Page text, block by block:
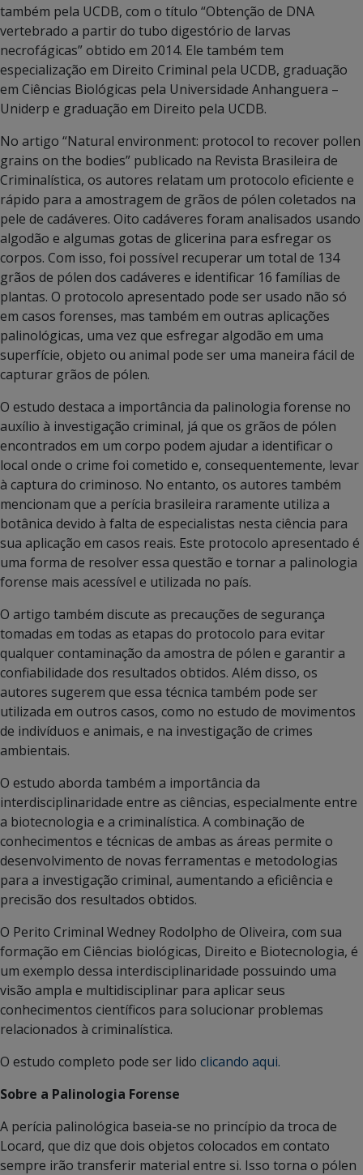
também pela UCDB, com o título “Obtenção de DNA
vertebrado a partir do tubo digestório de larvas
necrofágicas” obtido em 2014. Ele também tem
especialização em Direito Criminal pela UCDB, graduação
em Ciências Biológicas pela Universidade Anhanguera –
Uniderp e graduação em Direito pela UCDB.
No artigo “Natural environment: protocol to recover pollen
grains on the bodies” publicado na Revista Brasileira de
Criminalística, os autores relatam um protocolo eficiente e
rápido para a amostragem de grãos de pólen coletados na
pele de cadáveres. Oito cadáveres foram analisados usando
algodão e algumas gotas de glicerina para esfregar os
corpos. Com isso, foi possível recuperar um total de 134
grãos de pólen dos cadáveres e identificar 16 famílias de
plantas. O protocolo apresentado pode ser usado não só
em casos forenses, mas também em outras aplicações
palinológicas, uma vez que esfregar algodão em uma
superfície, objeto ou animal pode ser uma maneira fácil de
capturar grãos de pólen.
O estudo destaca a importância da palinologia forense no
auxílio à investigação criminal, já que os grãos de pólen
encontrados em um corpo podem ajudar a identificar o
local onde o crime foi cometido e, consequentemente, levar
à captura do criminoso. No entanto, os autores também
mencionam que a perícia brasileira raramente utiliza a
botânica devido à falta de especialistas nesta ciência para
sua aplicação em casos reais. Este protocolo apresentado é
uma forma de resolver essa questão e tornar a palinologia
forense mais acessível e utilizada no país.
O artigo também discute as precauções de segurança
tomadas em todas as etapas do protocolo para evitar
qualquer contaminação da amostra de pólen e garantir a
confiabilidade dos resultados obtidos. Além disso, os
autores sugerem que essa técnica também pode ser
utilizada em outros casos, como no estudo de movimentos
de indivíduos e animais, e na investigação de crimes
ambientais.
O estudo aborda também a importância da
interdisciplinaridade entre as ciências, especialmente entre
a biotecnologia e a criminalística. A combinação de
conhecimentos e técnicas de ambas as áreas permite o
desenvolvimento de novas ferramentas e metodologias
para a investigação criminal, aumentando a eficiência e
precisão dos resultados obtidos.
O Perito Criminal Wedney Rodolpho de Oliveira, com sua
formação em Ciências biológicas, Direito e Biotecnologia, é
um exemplo dessa interdisciplinaridade possuindo uma
visão ampla e multidisciplinar para aplicar seus
conhecimentos científicos para solucionar problemas
relacionados à criminalística.
O estudo completo pode ser lido clicando aqui.
Sobre a Palinologia Forense
A perícia palinológica baseia-se no princípio da troca de
Locard, que diz que dois objetos colocados em contato
sempre irão transferir material entre si. Isso torna o pólen